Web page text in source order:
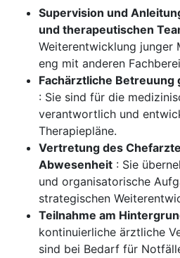
Supervision und
und therapeutischen
Weiterentwicklung junger
eng mit anderen
Fachärztliche
: Sie sind für die
verantwortlich und
Therapiepläne.
Vertretung des
Abwesenheit : Sie
und organisatorische
strategischen
Teilnahme am
kontinuierliche ärztliche
sind bei Bedarf für